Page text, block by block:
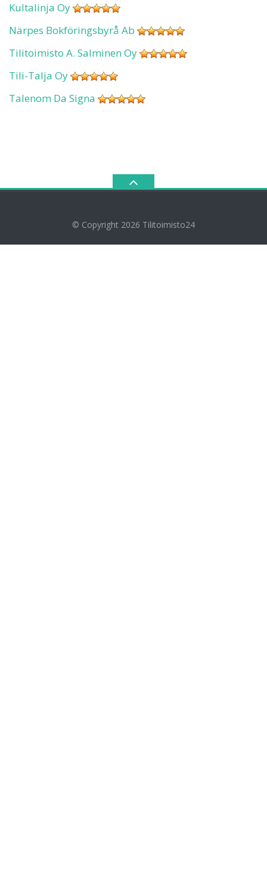
Kultalinja Oy
Närpes Bokföringsbyrå Ab
Tilitoimisto A. Salminen Oy
Tili-Talja Oy
Talenom Da Signa
© Copyright 2026 Tilitoimisto24